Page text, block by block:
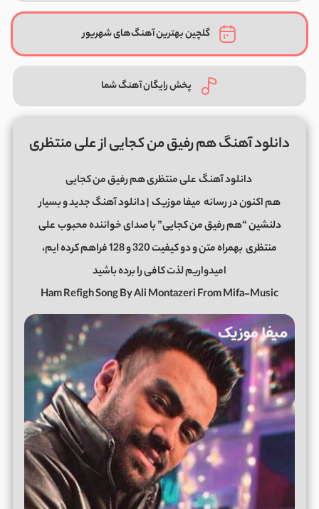
گلچین بهترین آهنگ‌های شهریور
پخش رایگان آهنگ شما
دانلود آهنگ هم رفیق من کجایی از علی منتظری
دانلود آهنگعلی منتظری هم رفیق من کجایی
هم اکنون در رسانه میفا موزیک| دانلود آهنگ جدید و بسیار
دلنشین “هم رفیق من کجایی” با صدای خواننده محبوبعلی
منتظری
بهمراه متن و دو کیفیت 320 و 128 فراهم کرده ایم،
امیدواریم لذت کافی را برده باشید
Ham Refigh Song By Ali Montazeri From Mifa-Music